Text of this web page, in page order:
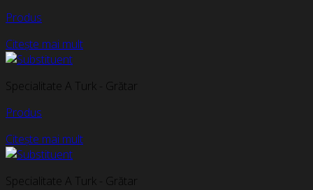
Produs
Citește mai mult
Specialitate A Turk - Grătar
Produs
Citește mai mult
Specialitate A Turk - Grătar